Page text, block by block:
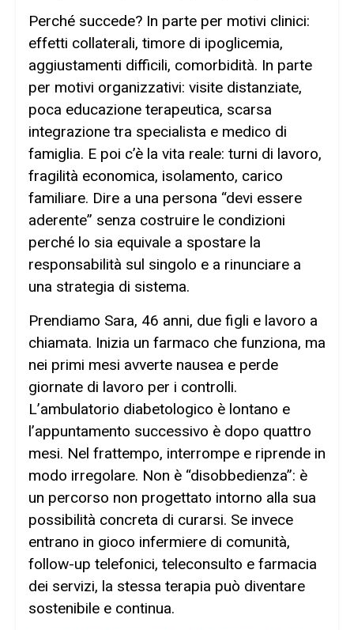
Perché succede? In parte per motivi clinici:
effetti collaterali, timore di ipoglicemia,
aggiustamenti difficili, comorbidità. In parte
per motivi organizzativi: visite distanziate,
poca educazione terapeutica, scarsa
integrazione tra specialista e medico di
famiglia. E poi c’è la vita reale: turni di lavoro,
fragilità economica, isolamento, carico
familiare. Dire a una persona “devi essere
aderente” senza costruire le condizioni
perché lo sia equivale a spostare la
responsabilità sul singolo e a rinunciare a
una strategia di sistema.
Prendiamo Sara, 46 anni, due figli e lavoro a
chiamata. Inizia un farmaco che funziona, ma
nei primi mesi avverte nausea e perde
giornate di lavoro per i controlli.
L’ambulatorio diabetologico è lontano e
l’appuntamento successivo è dopo quattro
mesi. Nel frattempo, interrompe e riprende in
modo irregolare. Non è “disobbedienza”: è
un percorso non progettato intorno alla sua
possibilità concreta di curarsi. Se invece
entrano in gioco infermiere di comunità,
follow-up telefonici, teleconsulto e farmacia
dei servizi, la stessa terapia può diventare
sostenibile e continua.